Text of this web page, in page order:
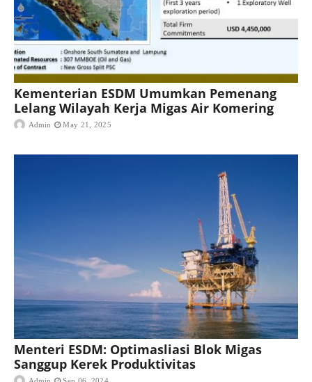
Kementerian ESDM Umumkan Pemenang
Lelang Wilayah Kerja Migas Air Komering
Admin May 21, 2025
Menteri ESDM: Optimasliasi Blok Migas
Sanggup Kerek Produktivitas